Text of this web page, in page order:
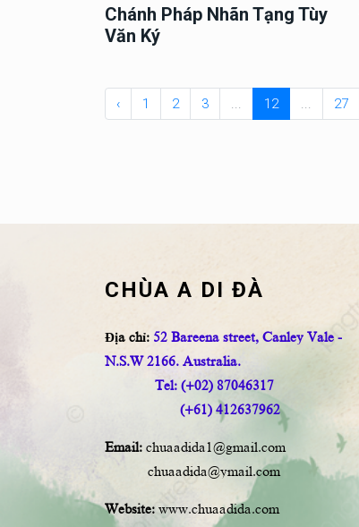
Chánh Pháp Nhãn Tạng Tùy
Văn Ký
‹ 1 2 3 ... 12 ... 27
CHÙA A DI ĐÀ
Địa chỉ: 52 Bareena street, Canley Vale -
N.S.W 2166. Australia.
Tel: (+02) 87046317
(+61) 412637962
Email: chuaadida1@gmail.com
chuaadida@ymail.com
Website: www.chuaadida.com